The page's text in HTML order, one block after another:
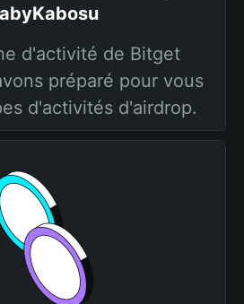
d'activité de Bitget
préparé pour vous
d'activités d'airdrop.